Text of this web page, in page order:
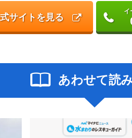
サイトを見る
イ
あわせて読